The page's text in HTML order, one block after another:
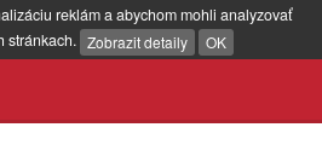
reklám a abychom mohli analyzovať
stránkach. Zobrazit detaily OK